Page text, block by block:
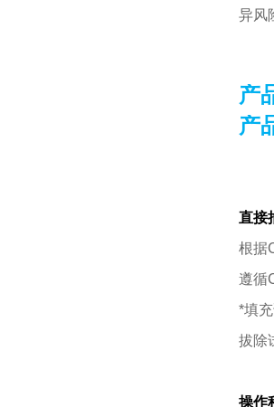
异风
产
产
直接
根据
遵循
*填
拔除
操作